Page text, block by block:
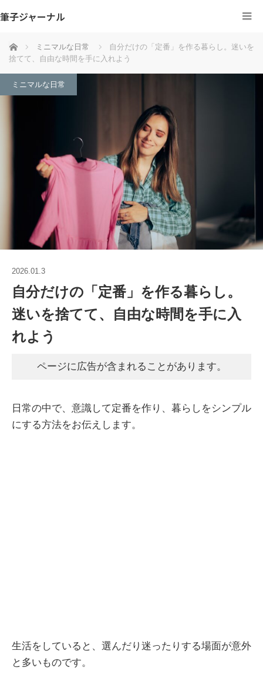
筆子ジャーナル
ホーム ミニマルな日常
自分だけの「定番」を作る暮らし。迷いを
捨てて、自由な時間を手に入れよう
ミニマルな日常
2026.01.3
自分だけの「定番」を作る暮らし。
迷いを捨てて、自由な時間を手に入
れよう
ページに広告が含まれることがあります。
日常の中で、意識して定番を作り、暮らしをシンプル
にする方法をお伝えします。
生活をしていると、選んだり迷ったりする場面が意外
と多いものです。